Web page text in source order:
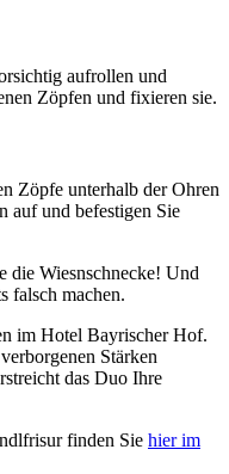
aufrollen und
Zöpfen und fixieren sie.
Zöpfe unterhalb der Ohren
auf und befestigen Sie
die Wiesnschnecke! Und
falsch machen.
im Hotel Bayrischer Hof.
Stärken
das Duo Ihre
finden Sie hier im